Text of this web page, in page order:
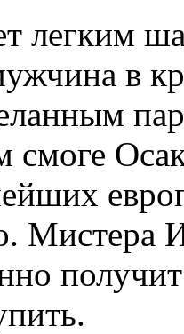
легким
в
смоге
Мистера
получит